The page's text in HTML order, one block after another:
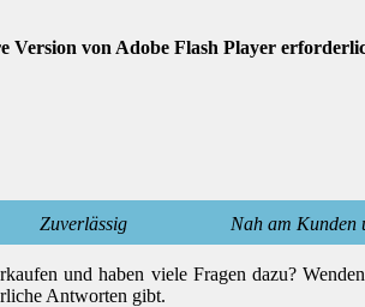
Version von Adobe Flash Player
Zuverlässig Nah am Kunden
und haben viele Fragen dazu?
Antworten gibt.